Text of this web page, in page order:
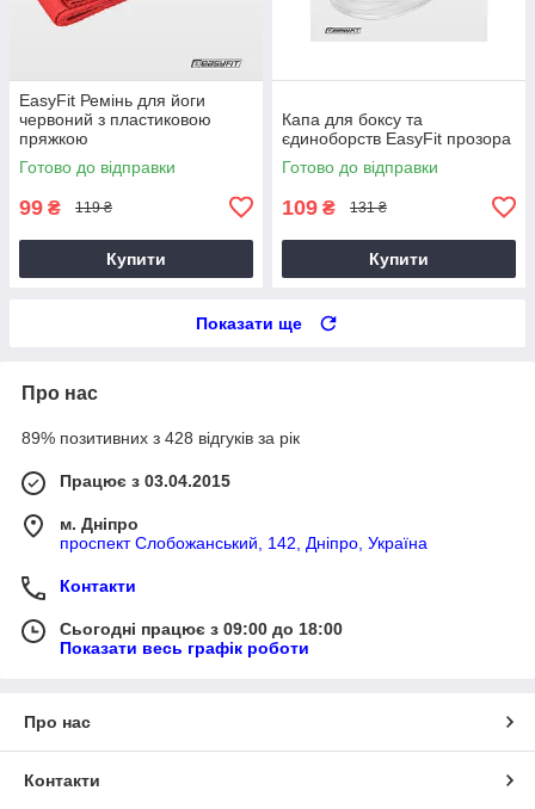
EasyFit Ремінь для йоги
червоний з пластиковою
пряжкою
Готово до відправки
99 ₴ 119 ₴
Купити
Капа для боксу та
єдиноборств EasyFit прозора
Готово до відправки
109 ₴ 131 ₴
Купити
Показати ще
Про нас
89% позитивних з 428 відгуків за рік
Працює з 03.04.2015
м. Дніпро
проспект Слобожанський, 142, Дніпро, Україна
Контакти
Сьогодні працює з 09:00 до 18:00
Показати весь графік роботи
Про нас
Контакти